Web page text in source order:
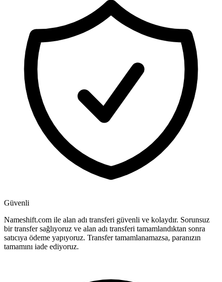
Güvenli
Nameshift.com ile alan adı transferi güvenli ve kolaydır. Sorunsuz
bir transfer sağlıyoruz ve alan adı transferi tamamlandıktan sonra
satıcıya ödeme yapıyoruz. Transfer tamamlanamazsa, paranızın
tamamını iade ediyoruz.